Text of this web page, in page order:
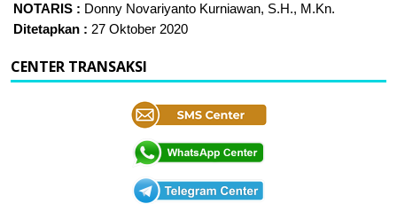
NOTARIS : Donny Novariyanto Kurniawan, S.H., M.Kn.
Ditetapkan : 27 Oktober 2020
CENTER TRANSAKSI